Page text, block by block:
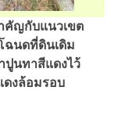
คัญกับแนวเขต
ฉนดที่ดินเดิม
นทาสีแดงไว้
ดงล้อมรอบ